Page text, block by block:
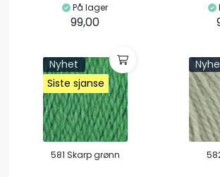
På lager
99,00
Nyhet
Siste sjanse
Siste sjanse
Siste sjanse
Siste sjanse
581 Skarp grønn